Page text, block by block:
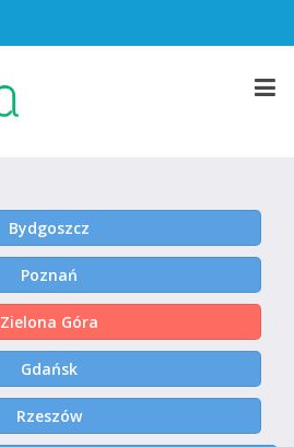
Bydgoszcz
Poznań
Zielona Góra
Gdańsk
Rzeszów